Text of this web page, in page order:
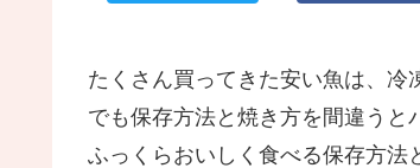
たくさん買ってきた安い魚は、冷
でも保存方法と焼き方を間違う
ふっくらおいしく食べる保存方法